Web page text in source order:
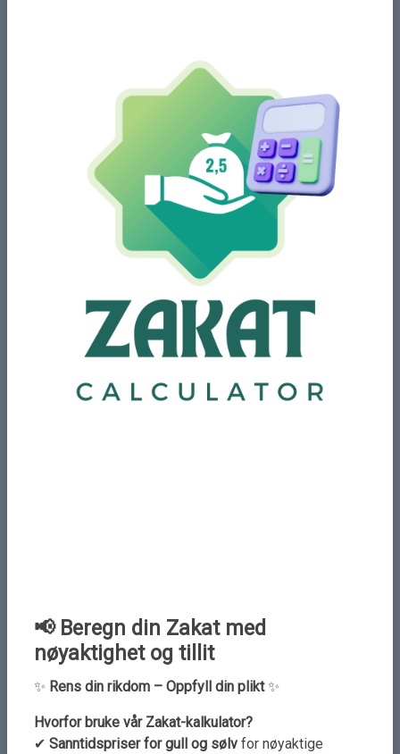
Dar 9, Tafsir Surah Baqarah, vers
23-24
More Details
Dars 8, Tafsir av surah Baqarah,
vers 21-22
More Details
📢 Beregn din Zakat med
nøyaktighet og tillit
✨ Rens din rikdom – Oppfyll din plikt✨
Hvorfor bruke vår Zakat-kalkulator?
✔ Sanntidspriser for gull og sølv for nøyaktige